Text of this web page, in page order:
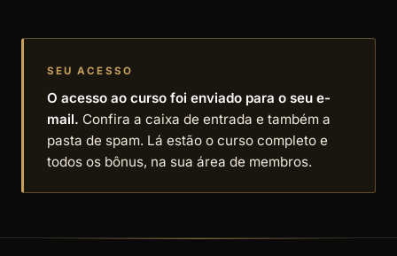
SEU ACESSO
O acesso ao curso foi enviado para o seu e-
mail. Confira a caixa de entrada e também a
pasta de spam. Lá estão o curso completo e
todos os bônus, na sua área de membros.